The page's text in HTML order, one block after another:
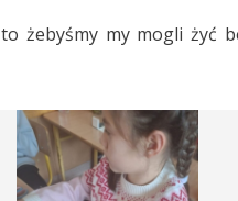
żebyśmy my mogli żyć